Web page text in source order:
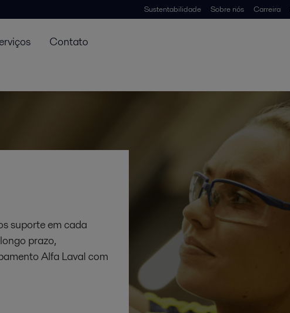
Sustentabilidade Sobre nós Carreira
Contato
suporte em cada
prazo,
Alfa Laval com